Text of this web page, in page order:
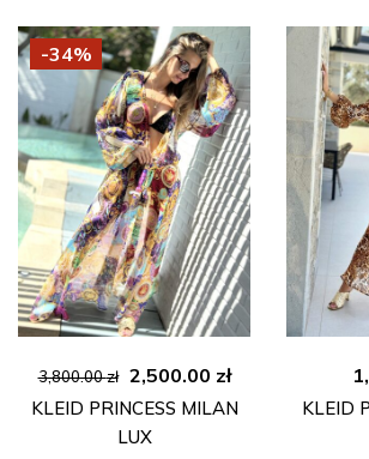
-34%
3,800.00zł Ursprünglicher
Preis
war:
2,500.00 złAktueller
Preis
KLEID PRINCESS MILAN
LUX
KLEID